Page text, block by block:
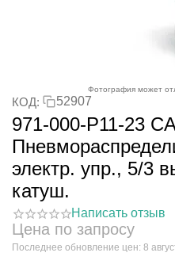
Фотография может
КОД: 52907
971-000-P11-23
электр. упр., 5/3
катуш.
Написать отзыв
Цена по запросу
Последнее обновление цен: 8